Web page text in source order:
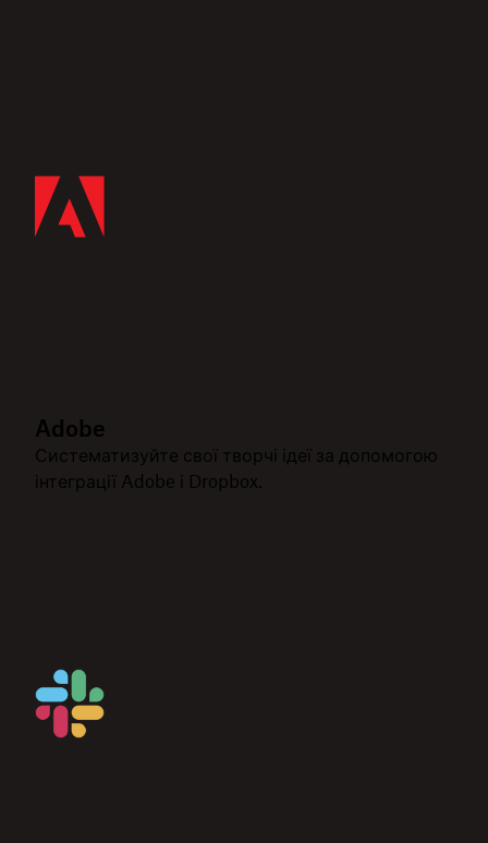
Adobe
Систематизуйте свої творчі ідеї за допомогою
інтеграції Adobe і Dropbox.